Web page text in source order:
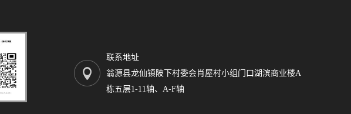
联系地址
翁源县龙仙镇陂下村委会肖屋村小组门口湖滨商业楼A
栋五层1-11轴、A-F轴